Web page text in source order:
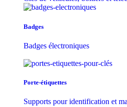
Badges
Badges électroniques
Porte-étiquettes
Supports pour identification et